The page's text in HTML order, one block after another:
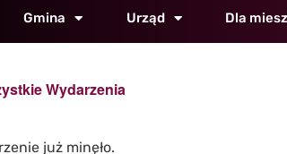
Gmina Urząd Dla
Wydarzenia
już minęło.